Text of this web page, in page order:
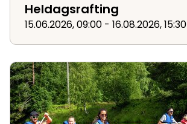
Heldagsrafting
15.06.2026, 09:00 - 16.08.2026, 15:30
Ljøra - 4-timers kanotur inkl.henting